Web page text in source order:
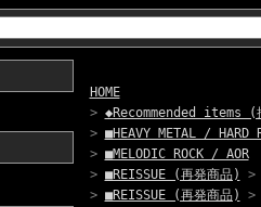
HOME
> ◆Recommended items (
> ■HEAVY METAL / HARD
> ■MELODIC ROCK / AOR
> ■REISSUE (再発商品) >
> ■REISSUE (再発商品) >